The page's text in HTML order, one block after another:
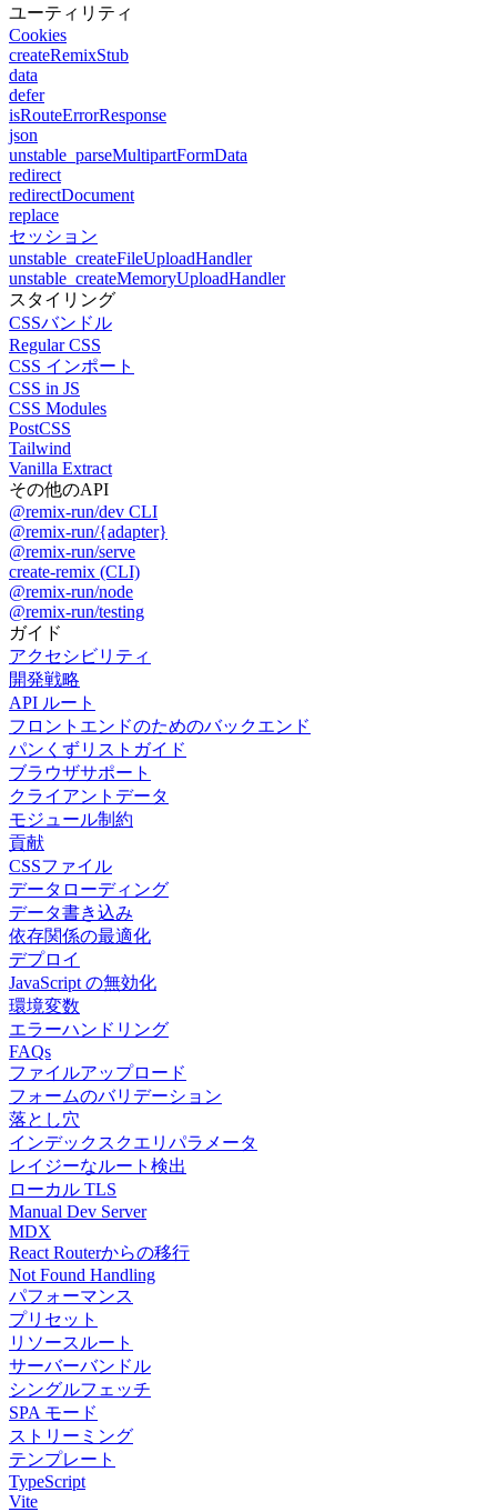
ユーティリティ
Cookies
createRemixStub
data
defer
isRouteErrorResponse
json
unstable_parseMultipartFormData
redirect
redirectDocument
replace
セッション
unstable_createFileUploadHandler
unstable_createMemoryUploadHandler
スタイリング
CSSバンドル
Regular CSS
CSS インポート
CSS in JS
CSS Modules
PostCSS
Tailwind
Vanilla Extract
その他のAPI
@remix-run/dev CLI
@remix-run/{adapter}
@remix-run/serve
create-remix (CLI)
@remix-run/node
@remix-run/testing
ガイド
アクセシビリティ
開発戦略
API ルート
フロントエンドのためのバックエンド
パンくずリストガイド
ブラウザサポート
クライアントデータ
モジュール制約
貢献
CSSファイル
データローディング
データ書き込み
依存関係の最適化
デプロイ
JavaScript の無効化
環境変数
エラーハンドリング
FAQs
ファイルアップロード
フォームのバリデーション
落とし穴
インデックスクエリパラメータ
レイジーなルート検出
ローカル TLS
Manual Dev Server
MDX
React Routerからの移行
Not Found Handling
パフォーマンス
プリセット
リソースルート
サーバーバンドル
シングルフェッチ
SPA モード
ストリーミング
テンプレート
TypeScript
Vite